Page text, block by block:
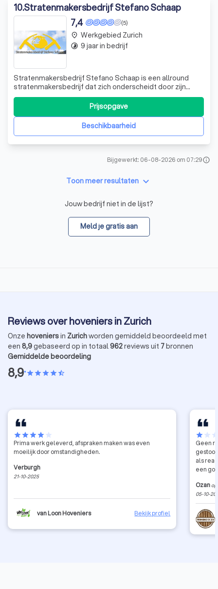
10.Stratenmakersbedrijf Stefano Schaap
(5)
7,4
Stratenmakersbedrijf Stefano Schaap is een allround
stratenmakersbedrijf dat zich onderscheidt door zijn
brede scala aan ervaring en expertise. Wij zijn er om u te
ondersteunen, of het nu gaat om het genereren van
ideeën, het bemiddelen bij de materiaalkeuze, of het
aanbieden van een totaalpakket wa
Beschikbaarheid
Prijsopgave
place Werkgebied Zurich
timelapse 9 jaar in bedrijf
Bijgewerkt: 06-08-2026 om 07:29info
Toon meer resultaten keyboard_arrow_down
Jouw bedrijf niet in de lijst?
Meld je gratis aan
Reviews over hoveniers in Zurich
Onze hoveniersin Zurichworden gemiddeld beoordeeld met
een 8,9gebaseerd op in totaal962reviews uit 7bronnen
Gemiddelde beoordeling
8,9•starstarstarstarstar_half
starstarstarstarstar
Prima werk geleverd, afspraken maken was even
moeilijk door omstandigheden.
Verburgh
21-10-2025
van Loon Hoveniers Bekijk profiel
starstar
Geen
als
een
Ozan
05-10-